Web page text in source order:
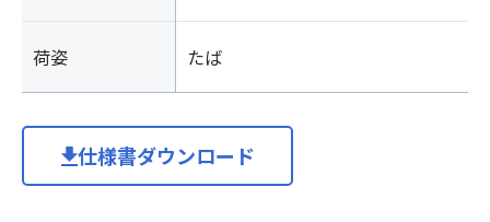
荷姿 たば
仕様書ダウンロード